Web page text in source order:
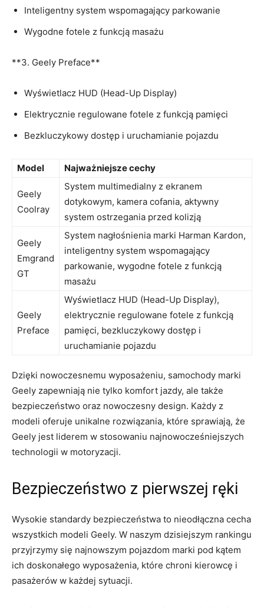
Inteligentny system wspomagający parkowanie
Wygodne fotele z funkcją masażu
**3. Geely Preface**
Wyświetlacz HUD (Head-Up Display)
Elektrycznie regulowane fotele z funkcją pamięci
Bezkluczykowy dostęp i uruchamianie pojazdu
Model Najważniejsze cechy
Geely
Coolray
System multimedialny z ekranem⁤
dotykowym, kamera cofania, aktywny
system ⁣ostrzegania przed kolizją
Geely
Emgrand
GT
System nagłośnienia marki Harman Kardon,
inteligentny system wspomagający
parkowanie, wygodne fotele⁣ z funkcją
masażu
Geely
Preface
Wyświetlacz HUD (Head-Up Display),
elektrycznie regulowane fotele z funkcją
pamięci, bezkluczykowy dostęp i
uruchamianie pojazdu
Dzięki nowoczesnemu wyposażeniu, samochody marki
Geely zapewniają nie tylko komfort jazdy, ale także
bezpieczeństwo ⁢oraz nowoczesny design. Każdy z
modeli⁣ oferuje​ unikalne rozwiązania, które sprawiają, że
Geely jest liderem w stosowaniu najnowocześniejszych
technologii w motoryzacji.
Bezpieczeństwo z pierwszej ręki
Wysokie standardy bezpieczeństwa to nieodłączna cecha
wszystkich modeli⁢ Geely. W ​naszym ⁤dzisiejszym rankingu
przyjrzymy się najnowszym‍ pojazdom marki pod kątem
ich doskonałego wyposażenia,‌ które chroni kierowcę i
pasażerów w każdej sytuacji.